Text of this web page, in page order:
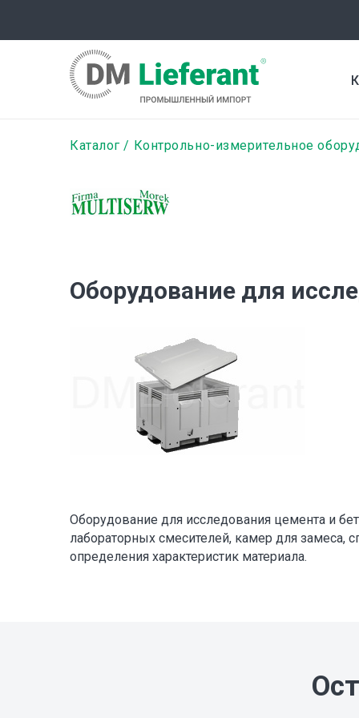
содержанию
Строка
навигации
Каталог Контрольно-измерительное
Оборудование для
Оборудование для исследования цемента и
лабораторных смесителей, камер для замеса,
определения характеристик материала.